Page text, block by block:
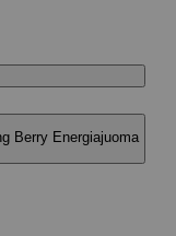
Berry Energiajuoma